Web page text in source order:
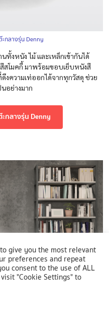
ะกลางรุ่น Denny
ทั้งหนัง ไม้ และเหล็กเข้ากันได้
สโมคกี้ มาพร้อมขอบเย็บหนังสี
งความเท่ออกได้จากทุกวัสดุ ช่วย
อย่างมาก
กลางรุ่น Denny
นกระจกใสสวย
give you the most relevant
preferences and repeat
consent to the use of ALL
"Cookie Settings" to